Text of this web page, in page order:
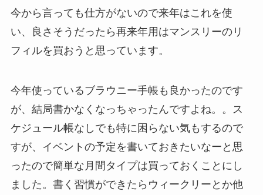
今から言っても仕方がないので来年はこれを使
い、良さそうだったら再来年用はマンスリーのリ
フィルを買おうと思っています。
今年使っているブラウニー手帳も良かったのです
が、結局書かなくなっちゃったんですよね。。ス
ケジュール帳なしでも特に困らない気もするので
すが、イベントの予定を書いておきたいなーと思
ったので簡単な月間タイプは買っておくことにし
ました。書く習慣ができたらウィークリーとか他